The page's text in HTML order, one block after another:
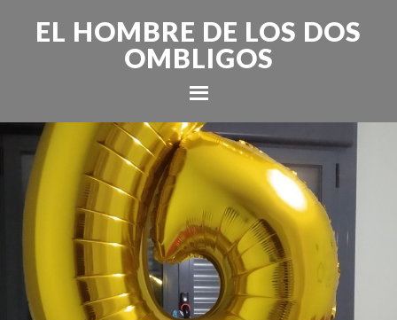
EL HOMBRE DE LOS DOS
OMBLIGOS